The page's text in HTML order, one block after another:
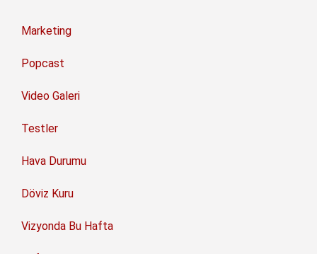
Marketing
Popcast
Video Galeri
Testler
Hava Durumu
Döviz Kuru
Vizyonda Bu Hafta